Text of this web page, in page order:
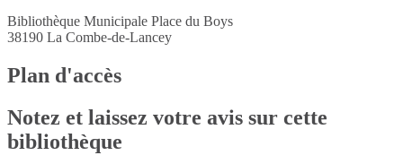
Bibliothèque Municipale Place du Boys
38190 La Combe-de-Lancey
Plan d'accès
Notez et laissez votre avis sur cette
bibliothèque